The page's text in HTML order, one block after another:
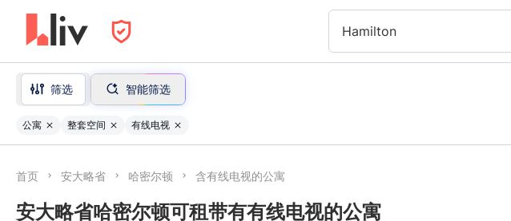
Hamilton
筛选 智能筛选
公寓 整套空间 有线电视
首页 安大略省 哈密尔顿 含有线电视的公寓
安大略省哈密尔顿可租带有有线电视的公寓